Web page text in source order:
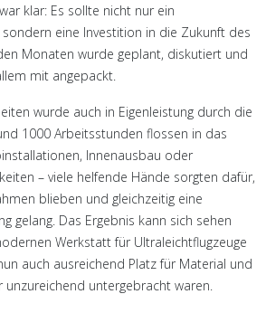
klar: Es sollte nicht nur ein
eine Investition in die Zukunft des
Monaten wurde geplant, diskutiert und
mit angepackt.
wurde auch in Eigenleistung durch die
1000 Arbeitsstunden flossen in das
Innenausbau oder
– viele helfende Hände sorgten dafür,
blieben und gleichzeitig eine
gelang. Das Ergebnis kann sich sehen
Werkstatt für Ultraleichtflugzeuge
auch ausreichend Platz für Material und
unzureichend untergebracht waren.